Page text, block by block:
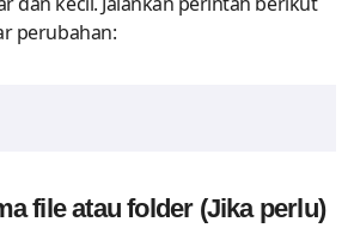
perubahan:
file atau folder(Jika perlu)